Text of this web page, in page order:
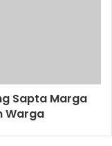
Sapta Marga
Warga